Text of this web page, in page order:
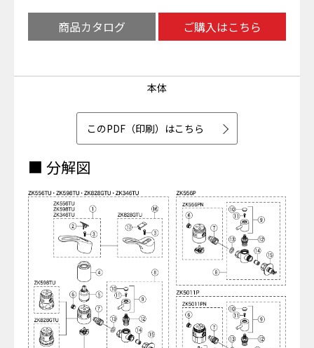
商品カタログ ご購入はこちら
本体
このPDF（印刷）はこちら
■ 分解図